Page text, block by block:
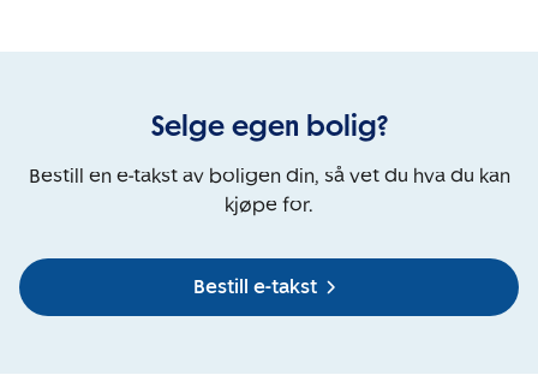
Selge egen bolig?
Bestill en e-takst av boligen din, så vet du hva du kan
kjøpe for.
Bestill e-takst